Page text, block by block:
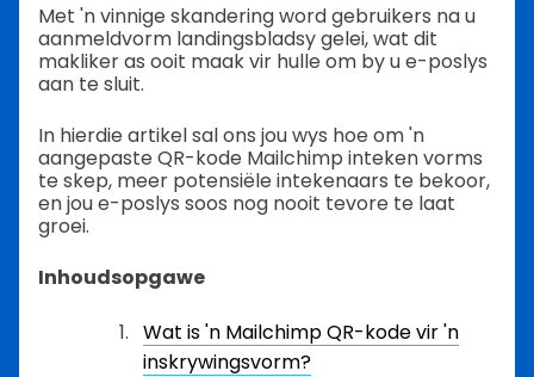
Met 'n vinnige skandering word gebruikers na u
aanmeldvorm landingsbladsy gelei, wat dit
makliker as ooit maak vir hulle om by u e-poslys
aan te sluit.
In hierdie artikel sal ons jou wys hoe om 'n
aangepaste QR-kode Mailchimp inteken vorms
te skep, meer potensiële intekenaars te bekoor,
en jou e-poslys soos nog nooit tevore te laat
groei.
Inhoudsopgawe
Wat is 'n Mailchimp QR-kode vir 'n
inskrywingsvorm?